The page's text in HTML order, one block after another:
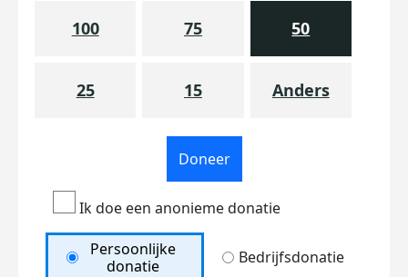
100 75 50
25 15 Anders
Doneer
Ik doe een anonieme donatie
Persoonlijke
donatie
Bedrijfsdonatie